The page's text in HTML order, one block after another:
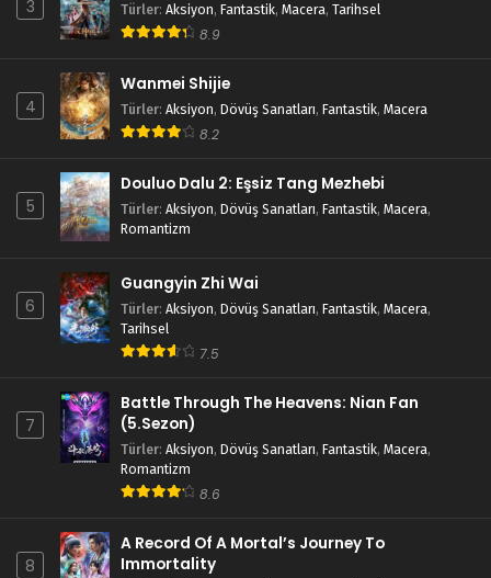
3 Türler: Aksiyon, Fantastik, Macera, Tarihsel
8.9
4
Wanmei Shijie
Türler: Aksiyon, Dövüş Sanatları, Fantastik, Macera
8.2
5
Douluo Dalu 2: Eşsiz Tang Mezhebi
Türler: Aksiyon, Dövüş Sanatları, Fantastik, Macera,
Romantizm
6
Guangyin Zhi Wai
Türler: Aksiyon, Dövüş Sanatları, Fantastik, Macera,
Tarihsel
7.5
7
Battle Through The Heavens: Nian Fan
(5.Sezon)
Türler: Aksiyon, Dövüş Sanatları, Fantastik, Macera,
Romantizm
8.6
8
A Record Of A Mortal’s Journey To
Immortality